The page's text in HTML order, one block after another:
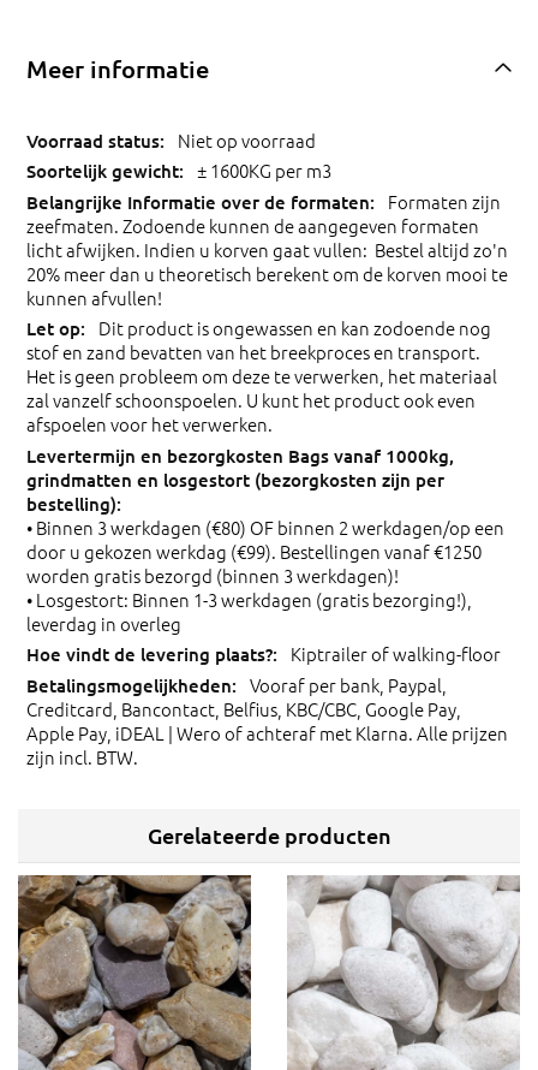
Meer informatie
Niet op voorraad
± 1600KG per m3
Formaten zijn
zeefmaten. Zodoende kunnen de aangegeven formaten
licht afwijken. Indien u korven gaat vullen: Bestel altijd zo'n
20% meer dan u theoretisch berekent om de korven mooi te
kunnen afvullen!
Dit product is ongewassen en kan zodoende nog
stof en zand bevatten van het breekproces en transport.
Het is geen probleem om deze te verwerken, het materiaal
zal vanzelf schoonspoelen. U kunt het product ook even
afspoelen voor het verwerken.
• Binnen 3 werkdagen (€80) OF binnen 2 werkdagen/op een
door u gekozen werkdag (€99). Bestellingen vanaf €1250
worden gratis bezorgd (binnen 3 werkdagen)!
• Losgestort: Binnen 1-3 werkdagen (gratis bezorging!),
leverdag in overleg
Kiptrailer of walking-floor
Vooraf per bank, Paypal,
Creditcard, Bancontact, Belfius, KBC/CBC, Google Pay,
Apple Pay, iDEAL | Wero of achteraf met Klarna. Alle prijzen
zijn incl. BTW.
Gerelateerde producten